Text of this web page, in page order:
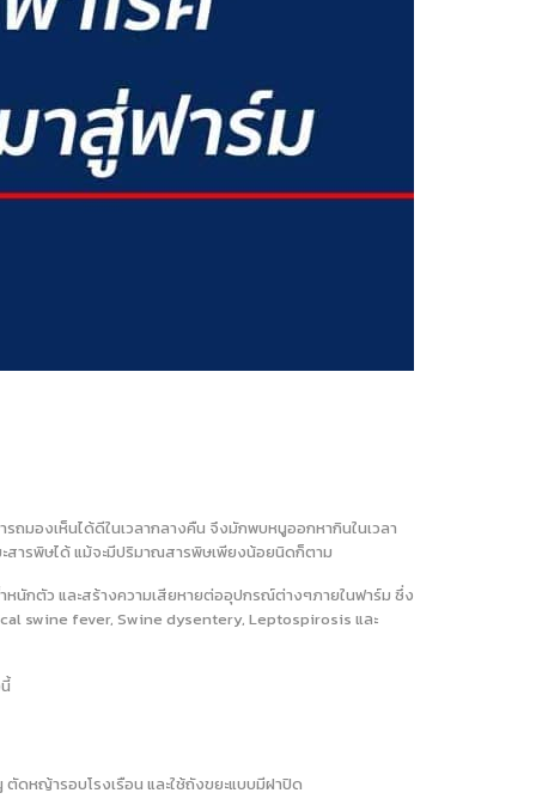
มองเห็นได้ดีในเวลากลางคืน จึงมักพบหนูออกหากินในเวลา
สารพิษได้ แม้จะมีปริมาณสารพิษเพียงน้อยนิดก็ตาม
หนักตัว และสร้างความเสียหายต่ออุปกรณ์ต่างๆภายในฟาร์ม ซึ่ง
swine fever, Swine dysentery, Leptospirosis และ
ดหญ้ารอบโรงเรือน และใช้ถังขยะแบบมีฝาปิด